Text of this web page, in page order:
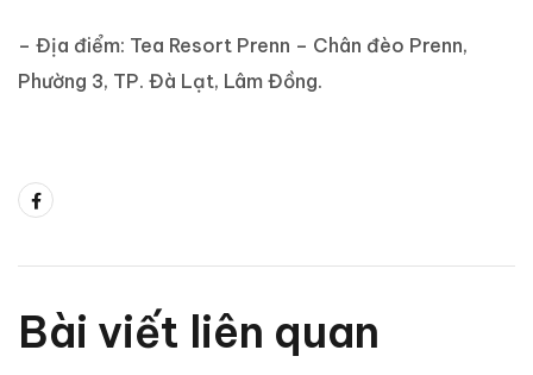
– Địa điểm: Tea Resort Prenn – Chân đèo Prenn,
Phường 3, TP. Đà Lạt, Lâm Đồng.
Bài viết liên quan